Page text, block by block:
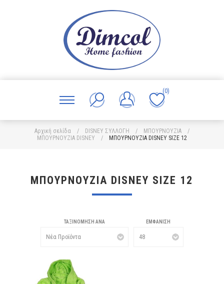
(0)
Αρχική σελίδα / DISNEY ΣΥΛΛΟΓΗ / ΜΠΟΥΡΝΟΥΖΙΑ
/
ΜΠΟΥΡΝΟΥΖΙΑ DISNEY
/ ΜΠΟΥΡΝΟΥΖΙΑ DISNEY SIZE 12
ΜΠΟΥΡΝΟΥΖΙΑ DISNEY SIZE 12
ΤΑΞΙΝΌΜΗΣΗ ΑΝΆ ΕΜΦΆΝΙΣΗ